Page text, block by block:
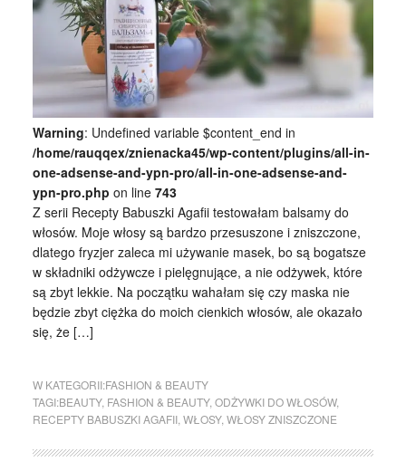
Warning: Undefined variable $content_end in
/home/rauqqex/znienacka45/wp-content/plugins/all-in-
one-adsense-and-ypn-pro/all-in-one-adsense-and-
ypn-pro.php on line 743
Z serii Recepty Babuszki Agafii testowałam balsamy do
włosów. Moje włosy są bardzo przesuszone i zniszczone,
dlatego fryzjer zaleca mi używanie masek, bo są bogatsze
w składniki odżywcze i pielęgnujące, a nie odżywek, które
są zbyt lekkie. Na początku wahałam się czy maska nie
będzie zbyt ciężka do moich cienkich włosów, ale okazało
się, że […]
W KATEGORII:FASHION & BEAUTY
TAGI:BEAUTY, FASHION & BEAUTY, ODŻYWKI DO WŁOSÓW,
RECEPTY BABUSZKI AGAFII, WŁOSY, WŁOSY ZNISZCZONE